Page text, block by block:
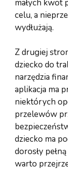
małych kwot
celu, a
wydłużają.
Z drugiej
dziecko do
narzędzia
aplikacja ma
niektórych
przelewów
dziecko ma
dorosły
warto